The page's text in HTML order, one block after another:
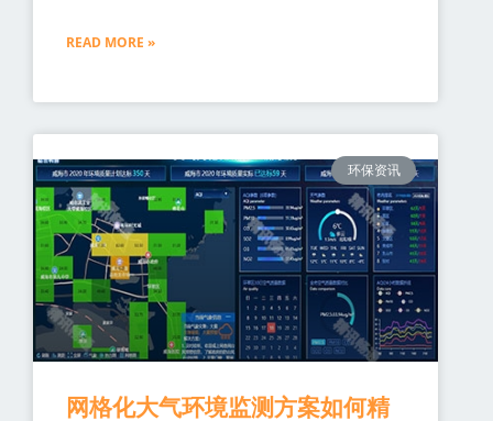
READ MORE »
环保资讯
网格化大气环境监测方案如何精